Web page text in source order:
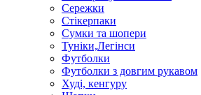
Сережки
Стікерпаки
Сумки та шопери
Туніки,Легінси
Футболки
Футболки з довгим рукавом
Худі, кенгуру